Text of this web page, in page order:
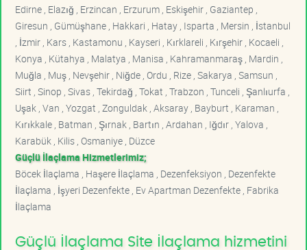
Edirne , Elazığ , Erzincan , Erzurum , Eskişehir , Gaziantep ,
Giresun , Gümüşhane , Hakkari , Hatay , Isparta , Mersin , İstanbul
, İzmir , Kars , Kastamonu , Kayseri , Kırklareli , Kırşehir , Kocaeli ,
Konya , Kütahya , Malatya , Manisa , Kahramanmaraş , Mardin ,
Muğla , Muş , Nevşehir , Niğde , Ordu , Rize , Sakarya , Samsun ,
Siirt , Sinop , Sivas , Tekirdağ , Tokat , Trabzon , Tunceli , Şanlıurfa ,
Uşak , Van , Yozgat , Zonguldak , Aksaray , Bayburt , Karaman ,
Kırıkkale , Batman , Şırnak , Bartın , Ardahan , Iğdır , Yalova ,
Karabük , Kilis , Osmaniye , Düzce
Güçlü İlaçlama Hizmetlerimiz;
Böcek İlaçlama , Haşere İlaçlama , Dezenfeksiyon , Dezenfekte
İlaçlama , İşyeri Dezenfekte , Ev Apartman Dezenfekte , Fabrika
İlaçlama
Güçlü İlaçlama Site İlaçlama hizmetini